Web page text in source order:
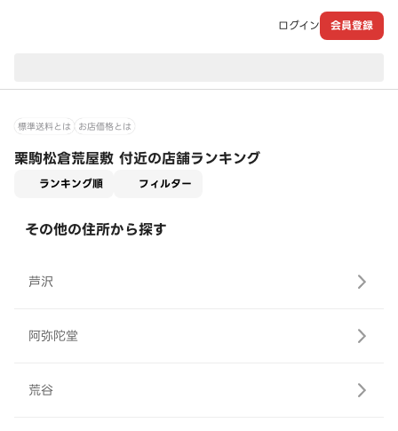
ログイン 会員登録
標準送料とは お店価格とは
栗駒松倉荒屋敷 付近の店舗ランキング
ランキング順 フィルター
その他の住所から探す
芦沢
阿弥陀堂
荒谷